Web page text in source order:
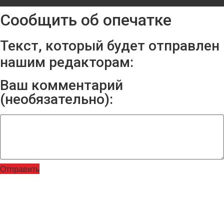
Сообщить об опечатке
Текст, который будет отправлен
нашим редакторам:
Ваш комментарий
(необязательно):
Отправить